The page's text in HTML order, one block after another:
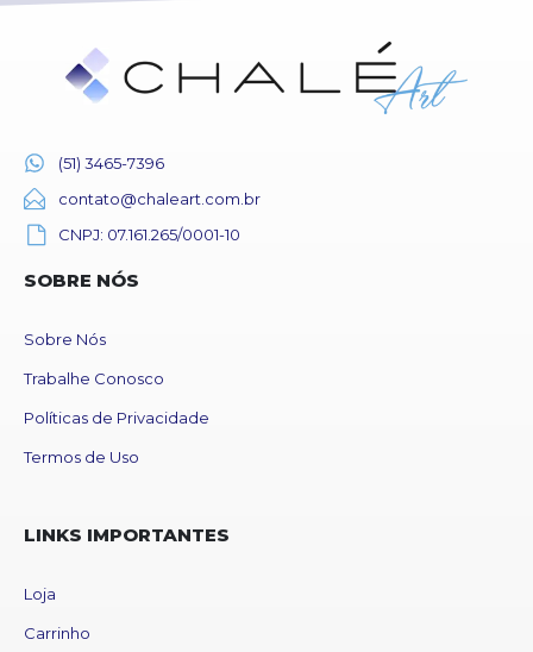
(51) 3465-7396
contato@chaleart.com.br
CNPJ: 07.161.265/0001-10
SOBRE NÓS
Sobre Nós
Trabalhe Conosco
Políticas de Privacidade
Termos de Uso
LINKS IMPORTANTES
Loja
Carrinho